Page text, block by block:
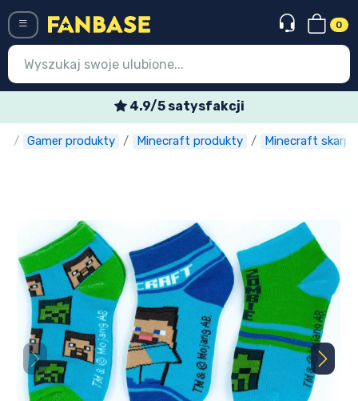
0
4.9/5 satysfakcji
Gamer produkty Minecraft produkty Minecraft
Wejście Rejestracja
Oferty specjalne
Doręczenie ekspresowe
Przedsprzedaż
Outlet produkty
Wysyłka i płatność